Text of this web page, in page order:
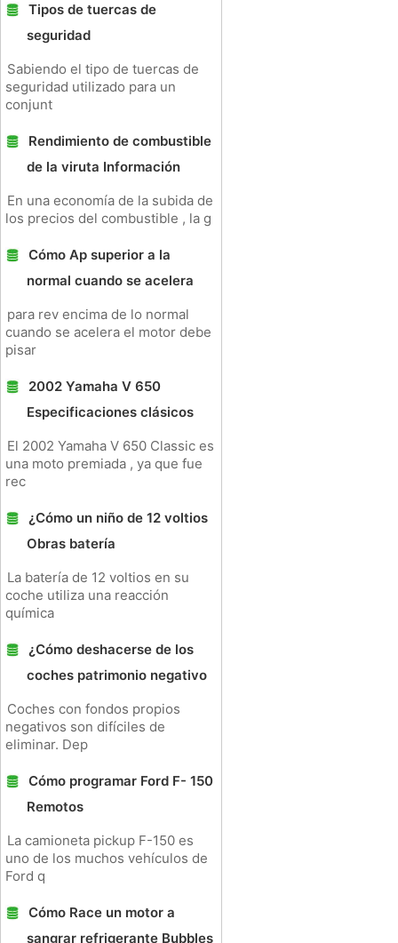
Tipos de tuercas de
seguridad
Sabiendo el tipo de tuercas de
seguridad utilizado para un
conjunt
Rendimiento de combustible
de la viruta Información
En una economía de la subida de
los precios del combustible , la g
Cómo Ap superior a la
normal cuando se acelera
para rev encima de lo normal
cuando se acelera el motor debe
pisar
2002 Yamaha V 650
Especificaciones clásicos
El 2002 Yamaha V 650 Classic es
una moto premiada , ya que fue
rec
¿Cómo un niño de 12 voltios
Obras batería
La batería de 12 voltios en su
coche utiliza una reacción
química
¿Cómo deshacerse de los
coches patrimonio negativo
Coches con fondos propios
negativos son difíciles de
eliminar. Dep
Cómo programar Ford F- 150
Remotos
La camioneta pickup F-150 es
uno de los muchos vehículos de
Ford q
Cómo Race un motor a
sangrar refrigerante Bubbles